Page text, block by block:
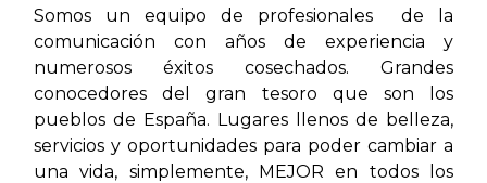
Somos un equipo de profesionales de la
comunicación con años de experiencia y
numerosos éxitos cosechados. Grandes
conocedores del gran tesoro que son los
pueblos de España. Lugares llenos de belleza,
servicios y oportunidades para poder cambiar a
una vida, simplemente, MEJOR en todos los